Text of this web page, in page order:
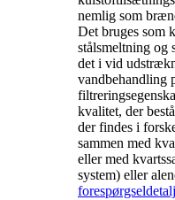
nemlig som
Det bruges som
stålsmeltning og
det i vid
vandbehandling
kvalitet, der
der findes i
sammen med
eller med
system) eller
forespørgsel